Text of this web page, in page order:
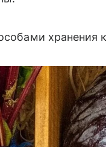
хранения